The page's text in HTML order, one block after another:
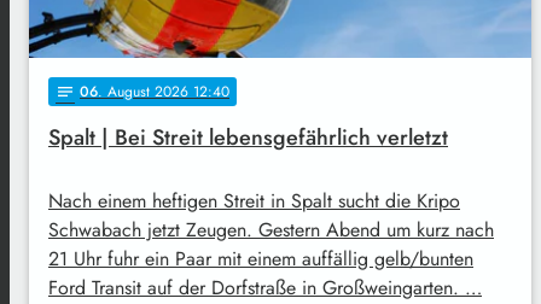
notes 06. August 2026 12:40
Spalt | Bei Streit lebensgefährlich verletzt
Nach einem heftigen Streit in Spalt sucht die Kripo
Schwabach jetzt Zeugen. Gestern Abend um kurz nach
21 Uhr fuhr ein Paar mit einem auffällig gelb/bunten
Ford Transit auf der Dorfstraße in Großweingarten. …